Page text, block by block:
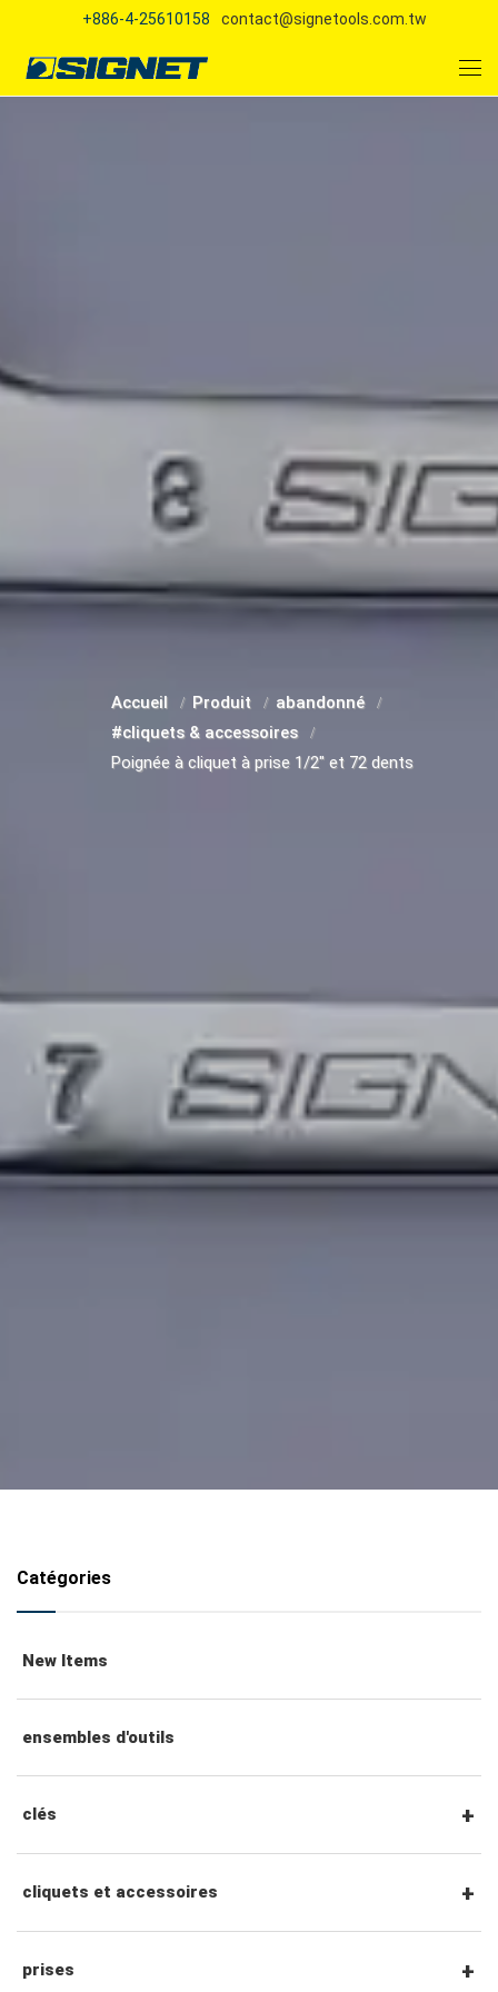
+886-4-25610158 contact@signetools.com.tw
Accueil Produit
abandonné
#cliquets & accessoires
Poignée à cliquet à prise 1/2" et 72 dents
Catégories
New Items
ensembles d'outils
clés
clés mixtes
clés mixtes à cliquet
cliquets et accessoires
Cliquets et accessoires à entraînement
prises